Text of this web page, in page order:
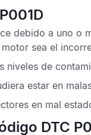
debido a uno o
sea el
niveles de
estar en
en mal
DTC